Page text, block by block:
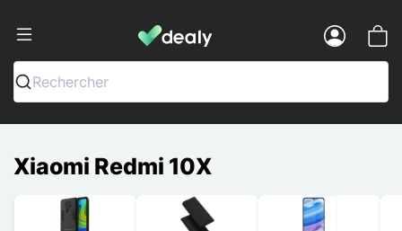
Dealy - Capas e acessórios para
Rechercher
Xiaomi Redmi 10X